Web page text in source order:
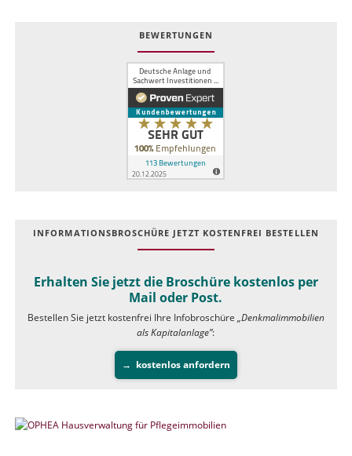
BEWERTUNGEN
INFOR­MATIONS­BROSCHÜRE JETZT KOSTEN­FREI BESTELLEN
Erhalten Sie jetzt die Broschüre kostenlos per
Mail oder Post.
Bestellen Sie jetzt kostenfrei Ihre Infobroschüre „Denkmalimmobilien
als Kapitalanlage”:
kostenlos anfordern